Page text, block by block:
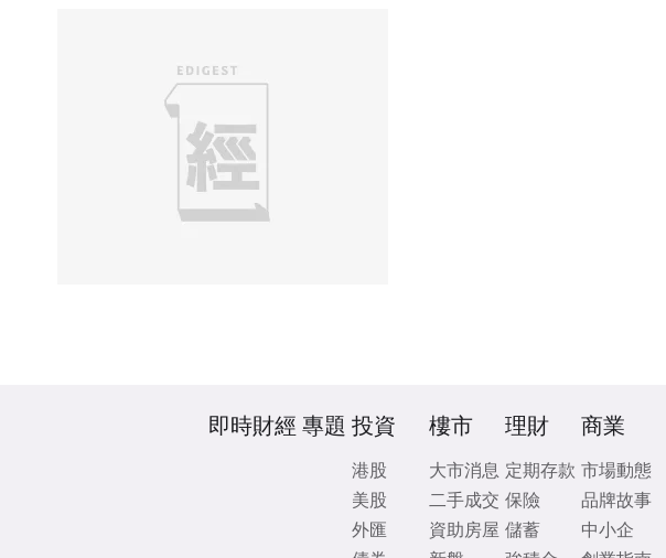
即時財經 專題 投資
港股
美股
外匯
樓市
大市消息
二手成交
資助房屋
理財
定期存款
保險
儲蓄
商業
市場動態
品牌故事
中小企